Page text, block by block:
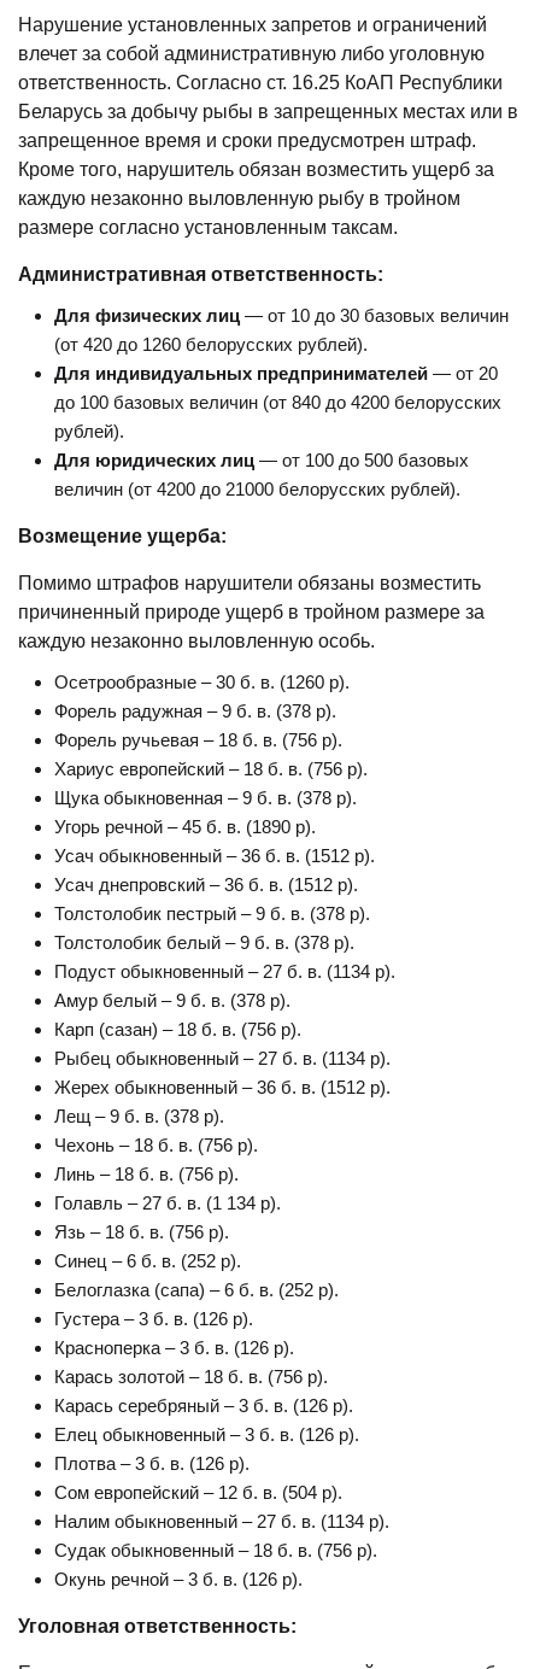
Нарушение установленных запретов и ограничений
влечет за собой административную либо уголовную
ответственность. Согласно ст. 16.25 КоАП Республики
Беларусь за добычу рыбы в запрещенных местах или в
запрещенное время и сроки предусмотрен штраф.
Кроме того, нарушитель обязан возместить ущерб за
каждую незаконно выловленную рыбу в тройном
размере согласно установленным таксам.
Административная ответственность:
Для физических лиц — от 10 до 30 базовых величин
(от 420 до 1260 белорусских рублей).
Для индивидуальных предпринимателей — от 20
до 100 базовых величин (от 840 до 4200 белорусских
рублей).
Для юридических лиц — от 100 до 500 базовых
величин (от 4200 до 21000 белорусских рублей).
Возмещение ущерба:
Помимо штрафов нарушители обязаны возместить
причиненный природе ущерб в тройном размере за
каждую незаконно выловленную особь.
Осетрообразные – 30 б. в. (1260 р).
Форель радужная – 9 б. в. (378 р).
Форель ручьевая – 18 б. в. (756 р).
Хариус европейский – 18 б. в. (756 р).
Щука обыкновенная – 9 б. в. (378 р).
Угорь речной – 45 б. в. (1890 р).
Усач обыкновенный – 36 б. в. (1512 р).
Усач днепровский – 36 б. в. (1512 р).
Толстолобик пестрый – 9 б. в. (378 р).
Толстолобик белый – 9 б. в. (378 р).
Подуст обыкновенный – 27 б. в. (1134 р).
Амур белый – 9 б. в. (378 р).
Карп (сазан) – 18 б. в. (756 р).
Рыбец обыкновенный – 27 б. в. (1134 р).
Жерех обыкновенный – 36 б. в. (1512 р).
Лещ – 9 б. в. (378 р).
Чехонь – 18 б. в. (756 р).
Линь – 18 б. в. (756 р).
Голавль – 27 б. в. (1 134 р).
Язь – 18 б. в. (756 р).
Синец – 6 б. в. (252 р).
Белоглазка (сапа) – 6 б. в. (252 р).
Густера – 3 б. в. (126 р).
Красноперка – 3 б. в. (126 р).
Карась золотой – 18 б. в. (756 р).
Карась серебряный – 3 б. в. (126 р).
Елец обыкновенный – 3 б. в. (126 р).
Плотва – 3 б. в. (126 р).
Сом европейский – 12 б. в. (504 р).
Налим обыкновенный – 27 б. в. (1134 р).
Судак обыкновенный – 18 б. в. (756 р).
Окунь речной – 3 б. в. (126 р).
Уголовная ответственность: